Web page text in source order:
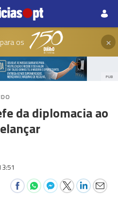
para os ×
PUB
da diplomacia ao